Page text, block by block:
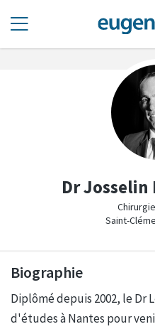
Dr Josselin
Saint-
Biographie
Diplômé depuis 2002, le Dr
d'études à Nantes pour